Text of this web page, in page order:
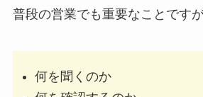
普段の営業でも重要なことですが
何を聞くのか